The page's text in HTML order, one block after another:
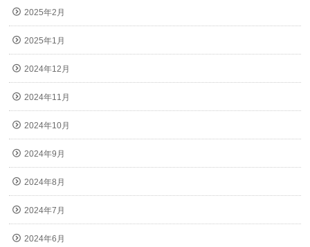
2025年2月
2025年1月
2024年12月
2024年11月
2024年10月
2024年9月
2024年8月
2024年7月
2024年6月